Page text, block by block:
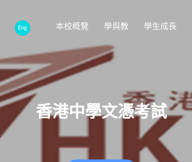
Eng 本校概覽 學與教 學生成長
香港中學文憑考試